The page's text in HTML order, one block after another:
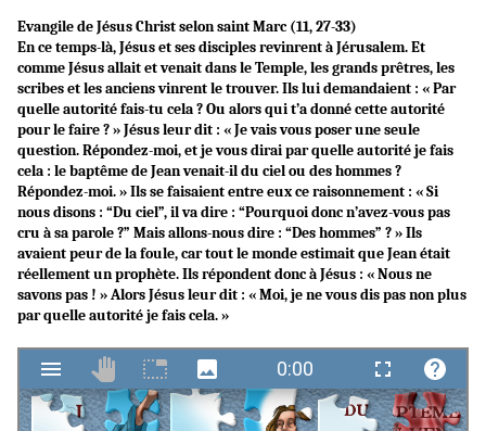
Evangile de Jésus Christ selon saint Marc (11, 27-33)
En ce temps-là, Jésus et ses disciples revinrent à Jérusalem. Et
comme Jésus allait et venait dans le Temple, les grands prêtres, les
scribes et les anciens vinrent le trouver. Ils lui demandaient : « Par
quelle autorité fais-tu cela ? Ou alors qui t’a donné cette autorité
pour le faire ? » Jésus leur dit : « Je vais vous poser une seule
question. Répondez-moi, et je vous dirai par quelle autorité je fais
cela : le baptême de Jean venait-il du ciel ou des hommes ?
Répondez-moi. » Ils se faisaient entre eux ce raisonnement : « Si
nous disons : “Du ciel”, il va dire : “Pourquoi donc n’avez-vous pas
cru à sa parole ?” Mais allons-nous dire : “Des hommes” ? » Ils
avaient peur de la foule, car tout le monde estimait que Jean était
réellement un prophète. Ils répondent donc à Jésus : « Nous ne
savons pas ! » Alors Jésus leur dit : « Moi, je ne vous dis pas non plus
par quelle autorité je fais cela. »